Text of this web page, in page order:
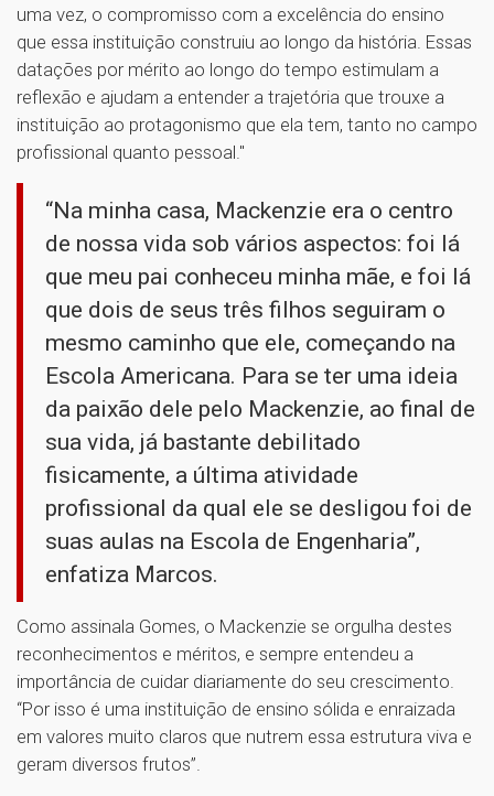
uma vez, o compromisso com a excelência do ensino
que essa instituição construiu ao longo da história. Essas
datações por mérito ao longo do tempo estimulam a
reflexão e ajudam a entender a trajetória que trouxe a
instituição ao protagonismo que ela tem, tanto no campo
profissional quanto pessoal."
“Na minha casa, Mackenzie era o centro
de nossa vida sob vários aspectos: foi lá
que meu pai conheceu minha mãe, e foi lá
que dois de seus três filhos seguiram o
mesmo caminho que ele, começando na
Escola Americana. Para se ter uma ideia
da paixão dele pelo Mackenzie, ao final de
sua vida, já bastante debilitado
fisicamente, a última atividade
profissional da qual ele se desligou foi de
suas aulas na Escola de Engenharia”,
enfatiza Marcos.
Como assinala Gomes, o Mackenzie se orgulha destes
reconhecimentos e méritos, e sempre entendeu a
importância de cuidar diariamente do seu crescimento.
“Por isso é uma instituição de ensino sólida e enraizada
em valores muito claros que nutrem essa estrutura viva e
geram diversos frutos”.